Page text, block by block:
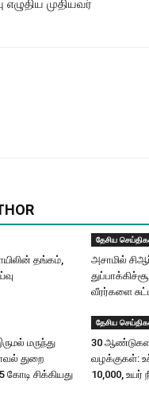
முதியவர்
தங்கம்,
தேசிய
அசாமில்
வீரர்களை
மருந்து
துறை
சிக்கியது
தேசிய
30
வழக்குகள்:
10,000, உயர்